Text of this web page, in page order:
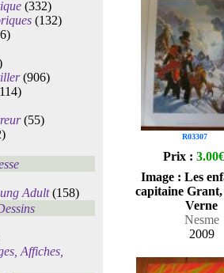
(332)
(132)
(906)
(55)
Adult(158)
Affiches,
R03307
Prix : 3.00€
Image : Les
capitaine Grant,
Verne
Nesme
2009